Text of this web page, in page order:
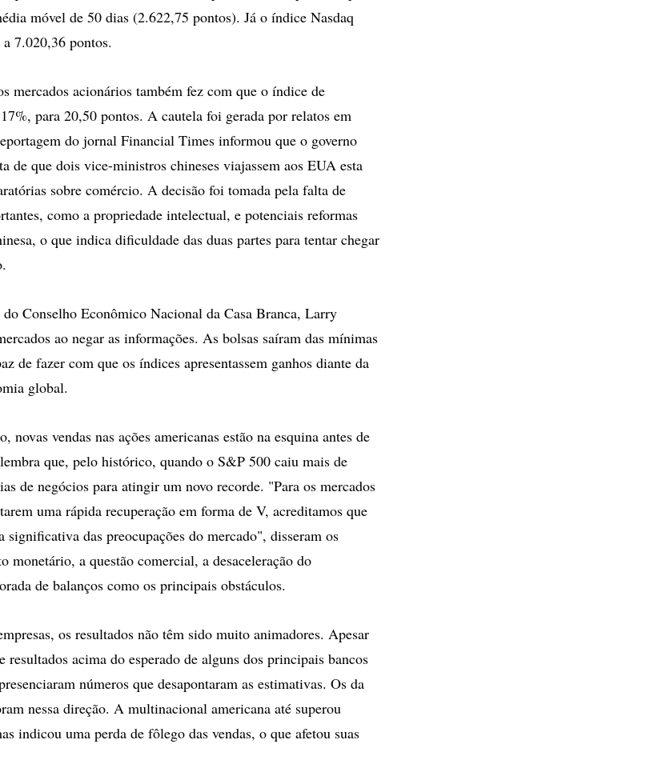
móvel de 50 dias (2.622,75 pontos). Já o índice Nasdaq
7.020,36 pontos.
mercados acionários também fez com que o índice de
para 20,50 pontos. A cautela foi gerada por relatos em
do jornal Financial Times informou que o governo
de que dois vice-ministros chineses viajassem aos EUA esta
sobre comércio. A decisão foi tomada pela falta de
como a propriedade intelectual, e potenciais reformas
o que indica dificuldade das duas partes para tentar chegar
Conselho Econômico Nacional da Casa Branca, Larry
ao negar as informações. As bolsas saíram das mínimas
de fazer com que os índices apresentassem ganhos diante da
global.
novas vendas nas ações americanas estão na esquina antes de
que, pelo histórico, quando o S&P 500 caiu mais de
de negócios para atingir um novo recorde. "Para os mercados
uma rápida recuperação em forma de V, acreditamos que
significativa das preocupações do mercado", disseram os
monetário, a questão comercial, a desaceleração do
de balanços como os principais obstáculos.
os resultados não têm sido muito animadores. Apesar
acima do esperado de alguns dos principais bancos
números que desapontaram as estimativas. Os da
nessa direção. A multinacional americana até superou
indicou uma perda de fôlego das vendas, o que afetou suas